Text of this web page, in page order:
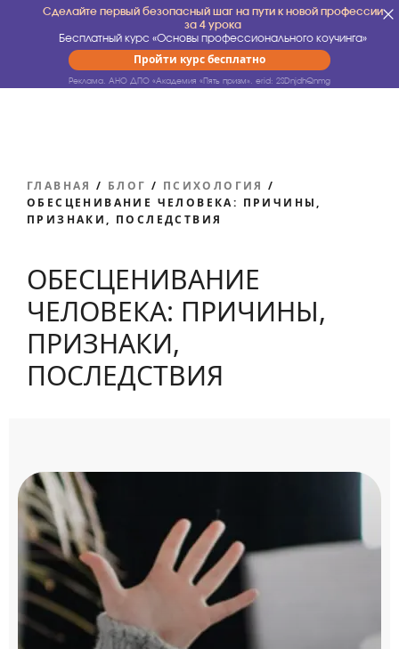
Сделайте первый безопасный шаг на пути к новой профессии
за 4 урока
Бесплатный курс «Основы профессионального коучинга»
Пройти курс бесплатно
Реклама. АНО ДПО «Академия «Пять призм». erid: 2SDnjdhQnmg
ГЛАВНАЯ / БЛОГ / ПСИХОЛОГИЯ /
ОБЕСЦЕНИВАНИЕ ЧЕЛОВЕКА: ПРИЧИНЫ,
ПРИЗНАКИ, ПОСЛЕДСТВИЯ
ОБЕСЦЕНИВАНИЕ
ЧЕЛОВЕКА: ПРИЧИНЫ,
ПРИЗНАКИ,
ПОСЛЕДСТВИЯ